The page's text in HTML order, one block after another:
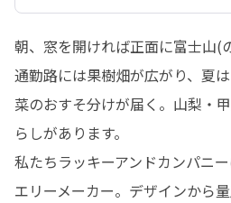
朝、窓を開ければ正面に富士山(
通勤路には果樹畑が広がり、夏
菜のおすそ分けが届く。山梨・
らしがあります。
私たちラッキーアンドカンパニ
エリーメーカー。デザインから